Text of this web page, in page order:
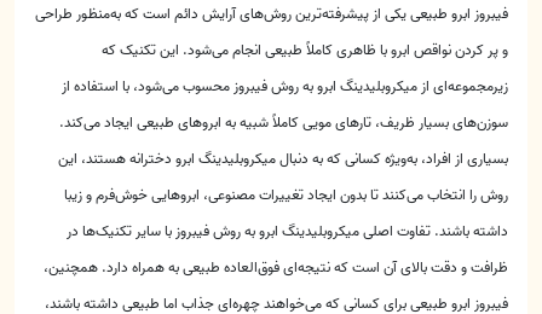
فیبروز ابرو طبیعی یکی از پیشرفته‌ترین روش‌های آرایش دائم است که به‌منظور طراحی
و پر کردن نواقص ابرو با ظاهری کاملاً طبیعی انجام می‌شود. این تکنیک که
زیرمجموعه‌ای از میکروبلیدینگ ابرو به روش فیبروز محسوب می‌شود، با استفاده از
سوزن‌های بسیار ظریف، تارهای مویی کاملاً شبیه به ابروهای طبیعی ایجاد می‌کند.
بسیاری از افراد، به‌ویژه کسانی که به دنبال میکروبلیدینگ ابرو دخترانه هستند، این
روش را انتخاب می‌کنند تا بدون ایجاد تغییرات مصنوعی، ابروهایی خوش‌فرم و زیبا
داشته باشند. تفاوت اصلی میکروبلیدینگ ابرو به روش فیبروز با سایر تکنیک‌ها در
ظرافت و دقت بالای آن است که نتیجه‌ای فوق‌العاده طبیعی به همراه دارد. همچنین،
فیبروز ابرو طبیعی برای کسانی که می‌خواهند چهره‌ای جذاب اما طبیعی داشته باشند،